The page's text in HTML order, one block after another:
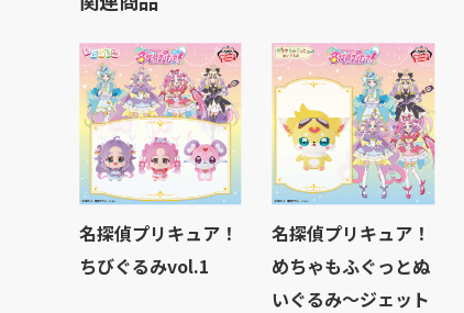
名探偵プリキュア！
ちびぐるみvol.1
名探偵プリキュア！
めちゃもふぐっとぬ
いぐるみ～ジェット